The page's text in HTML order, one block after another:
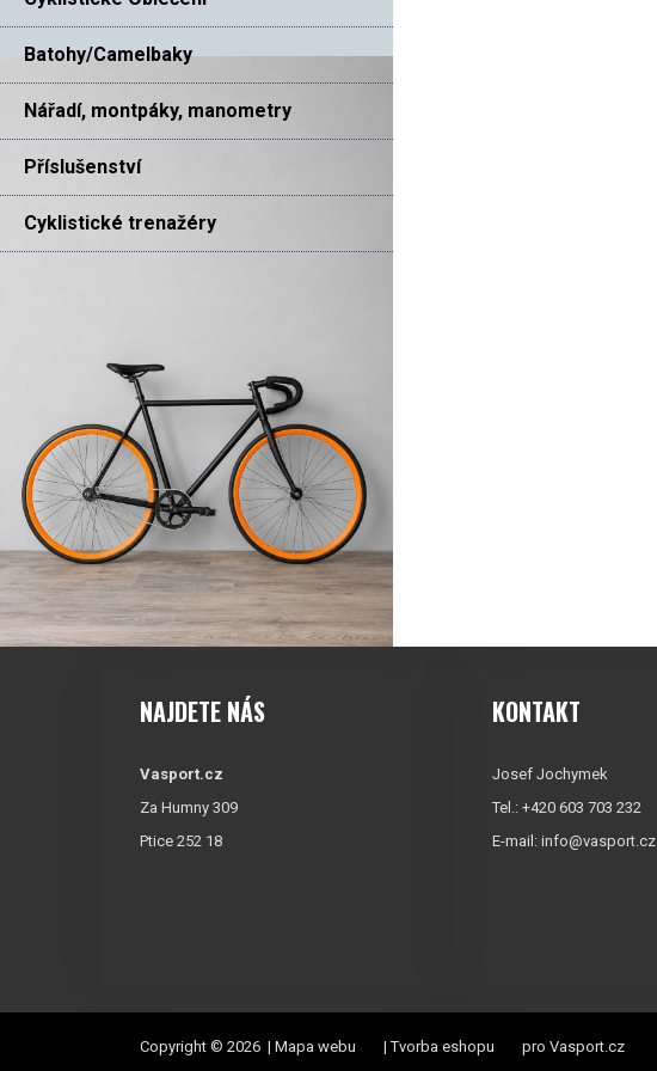
Batohy/Camelbaky
Nářadí, montpáky, manometry
Příslušenství
Cyklistické trenažéry
NAJDETE NÁS
Vasport.cz
Za Humny 309
Ptice 252 18
KONTAKT
Josef Jochymek
Tel.: +420 603 703 232
E-mail: info@vasport.cz
Copyright © 2026 | Mapa webu |Tvorba eshopu pro Vasport.cz